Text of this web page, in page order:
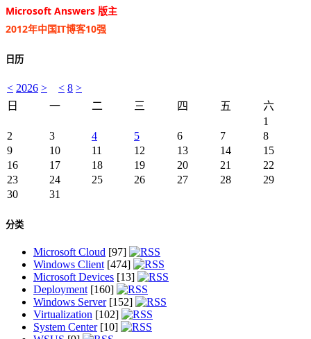
Microsoft Answers 版主
2012年中国IT博客10强
日历
< 2026 > < 8 >
日
一 二 三 四 五
六
1
2
3 4 5 6 7
8
9
10 11 12 13 14
15
16
17 18 19 20 21
22
23
24 25 26 27 28
29
30
31
分类
Microsoft Cloud [97]
Windows Client[474]
Microsoft Devices [13]
Deployment[160]
Windows Server[152]
Virtualization [102]
System Center[10]